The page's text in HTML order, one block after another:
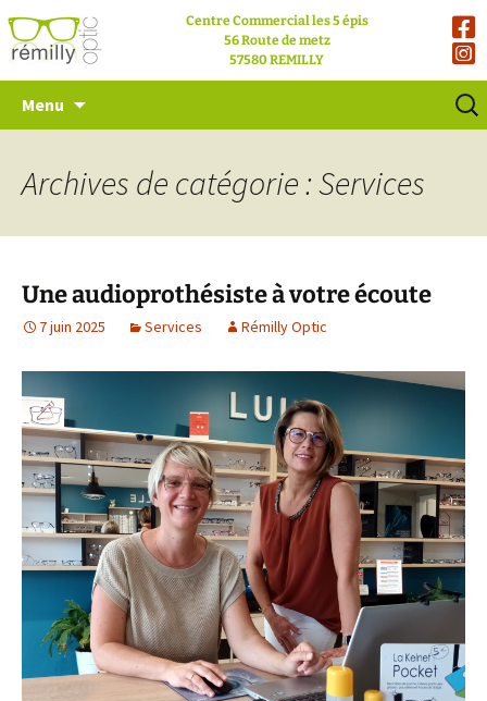
Centre Commercial les 5 épis
56 Route de metz
57580 REMILLY
Menu
Archives de catégorie : Services
Une audioprothésiste à votre écoute
7 juin 2025 Services Rémilly Optic